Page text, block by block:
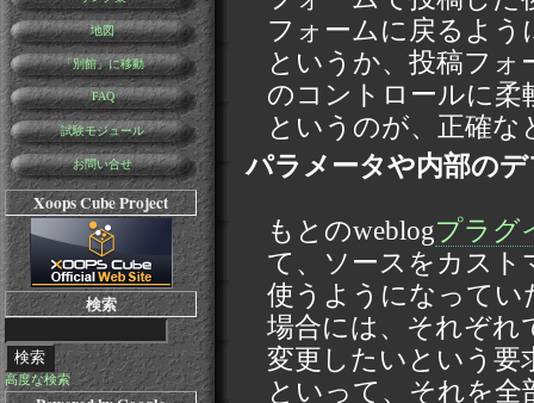
地図
「別館」に移動
FAQ
試験モジュール
お問い合せ
Xoops Cube Project
検索
高度な検索
フォームに戻るよう
というか、投稿フ
のコントロールに柔
というのが、正確な
パラメータや内部の
もとのweblogプラグ
て、ソースをカスト
使うようになってい
場合には、それぞれ
変更したいという要
といって、それを